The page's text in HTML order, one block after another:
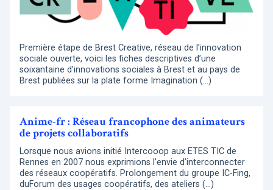
Première étape de Brest Creative, réseau de l’innovation
sociale ouverte, voici les fiches descriptives d’une
soixantaine d’innovations sociales à Brest et au pays de
Brest publiées sur la plate forme Imagination (…)
Anime-fr : Réseau francophone des animateurs
de projets collaboratifs
Lorsque nous avions initié Intercooop aux ETES TIC de
Rennes en 2007 nous exprimions l’envie d’interconnecter
des réseaux coopératifs. Prolongement du groupe IC-Fing,
duForum des usages coopératifs, des ateliers (…)